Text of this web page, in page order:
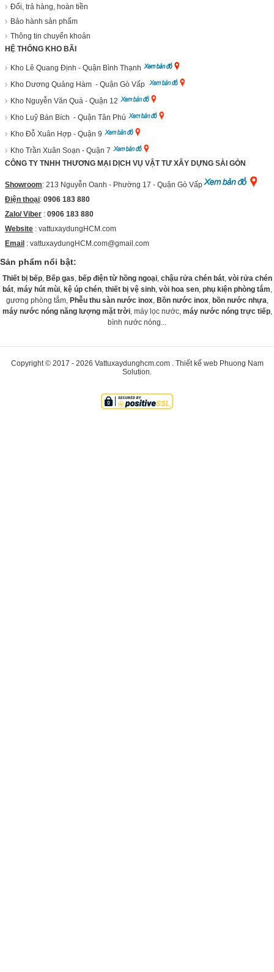
Đổi, trả hàng, hoàn tiền
Bảo hành sản phẩm
Thông tin chuyển khoản
HỆ THỐNG KHO BÃI
Kho Lê Quang Định - Quận Bình Thạnh
Kho Dương Quảng Hàm - Quận Gò Vấp
Kho Nguyễn Văn Quá - Quận 12
Kho Luỹ Bán Bích - Quận Tân Phú
Kho Đỗ Xuân Hợp - Quận 9
Kho Trần Xuân Soạn - Quận 7
CÔNG TY TNHH THƯƠNG MẠI DỊCH VỤ VẬT TƯ XÂY DỰNG SÀI GÒN
Showroom: 213 Nguyễn Oanh - Phường 17 - Quận Gò Vấp
Điện thoại: 0906 183 880
Zalo/ Viber : 0906 183 880
Website : vattuxaydungHCM.com
Email : vattuxaydungHCM.com@gmail.com
Sản phẩm nổi bật:
Thiết bị bếp, Bếp gas, bếp điện từ hồng ngoại, chậu rửa chén bát, vòi rửa chén
bát, máy hút mùi, kệ úp chén, thiết bị vệ sinh, vòi hoa sen, phụ kiện phòng tắm,
gương phòng tắm, Phễu thu sàn nước inox, Bồn nước inox, bồn nước nhựa,
máy nước nóng năng lượng mặt trời, máy lọc nước, máy nước nóng trực tiếp,
bình nước nóng...
Copyright © 2017 - 2026 Vattuxaydunghcm.com. Thiết kế web Phuong Nam
Solution.